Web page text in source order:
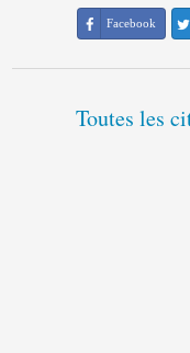
Facebook
Toutes les